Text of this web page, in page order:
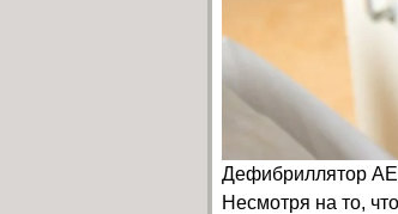
Дефибриллятор
Несмотря на то,